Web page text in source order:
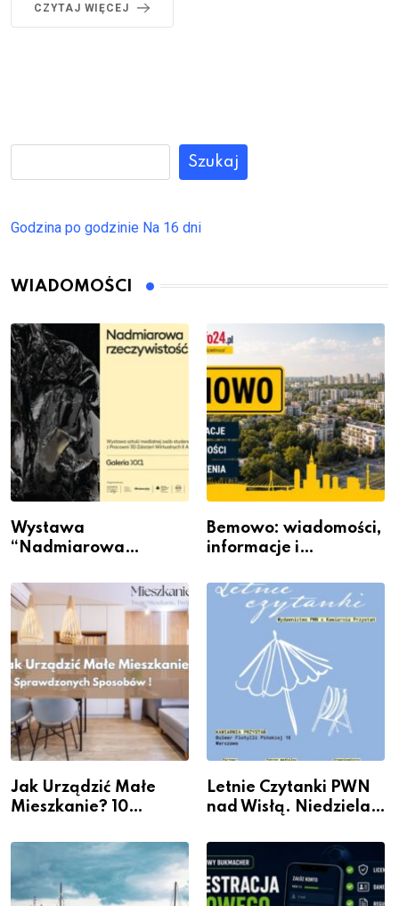
CZYTAJ WIĘCEJ
Szukaj
Godzina po godzinie Na 16 dni
WIADOMOŚCI
Wystawa
“Nadmiarowa
Galerii XX1
Bemowo: wiadomości,
informacje i
Jak Urządzić Małe
Mieszkanie? 10
Przestrzeni Bez
Kosztownego Remontu
Letnie Czytanki PWN
nad Wisłą. Niedziela z
dla siebie